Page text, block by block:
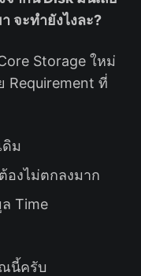
จะทำยังไงละ?
Storage ใหม่
Requirement ที่
ดิม
องไม่ตกลงมาก
Time
นี้ครับ